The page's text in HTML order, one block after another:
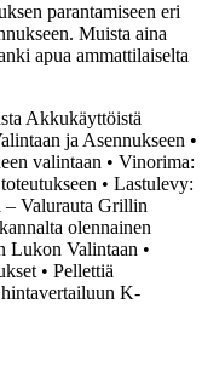
parantamiseen eri
Muista aina
apua ammattilaiselta
Akkukäyttöistä
ja Asennukseen •
valintaan • Vinorima:
• Lastulevy:
Valurauta Grillin
olennainen
Lukon Valintaan •
• Pellettiä
K-